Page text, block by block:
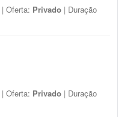
| Oferta: Privado | Duração
| Oferta: Privado | Duração